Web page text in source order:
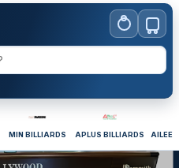
MIN BILLIARDS APLUS BILLIARDS